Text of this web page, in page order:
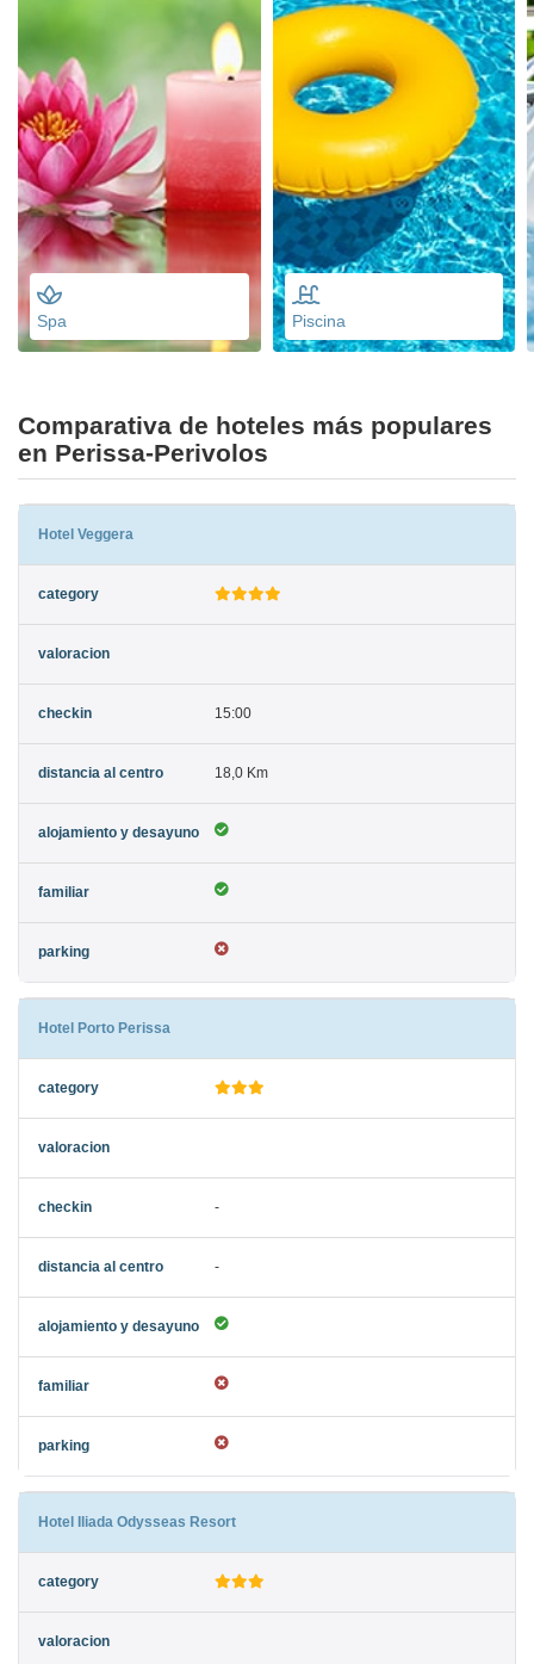
Spa Piscina
Comparativa de hoteles más populares
en Perissa-Perivolos
Hotel Veggera
15:00
18,0 Km
Hotel Porto Perissa
-
-
Hotel Iliada Odysseas Resort